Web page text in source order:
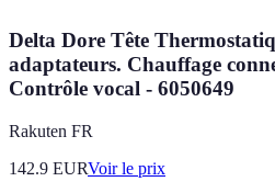
Delta Dore Tête
adaptateurs. Chauffage
Contrôle vocal - 6050649
Rakuten FR
142.9 EURVoir le prix